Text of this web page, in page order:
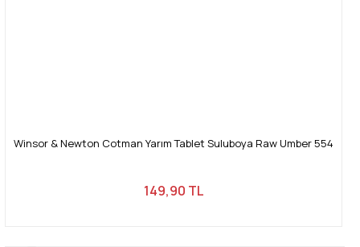
Winsor & Newton Cotman Yarım Tablet Suluboya Raw Umber 554
149,90 TL